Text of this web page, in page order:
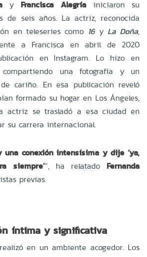
y Francisca Alegría
iniciaron su
de seis años. La actriz, reconocida
en teleseries como 16 y La Doña,
a Francisca en abril de 2020
en Instagram. Lo hizo en
compartiendo una fotografía y un
cariño. En esa publicación reveló
formado su hogar en Los Ángeles,
actriz se trasladó a esa ciudad en
su carrera internacional.
una conexión intensísima y dije ‘ya,
siempre’”, ha relatado
Fernanda
previas.
íntima y significativa
en un ambiente acogedor. Los